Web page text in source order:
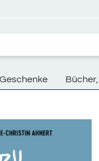
Geschenke Bücher,